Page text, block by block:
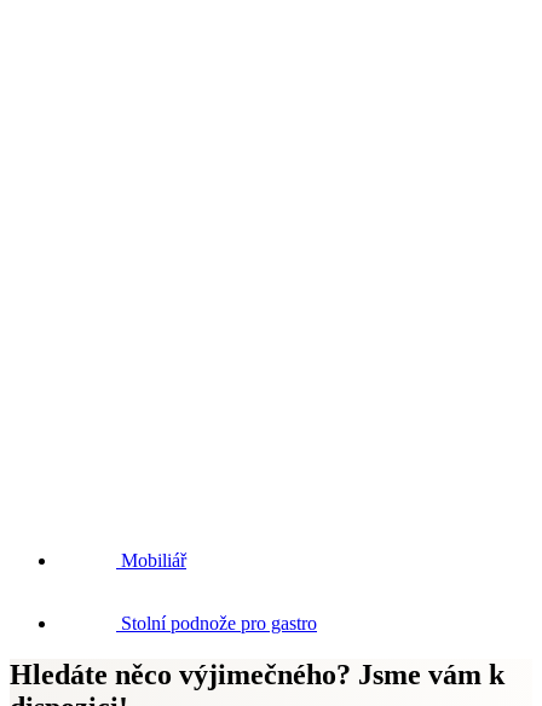
Mobiliář
Stolní podnože pro gastro
Hledáte něco výjimečného? Jsme vám k